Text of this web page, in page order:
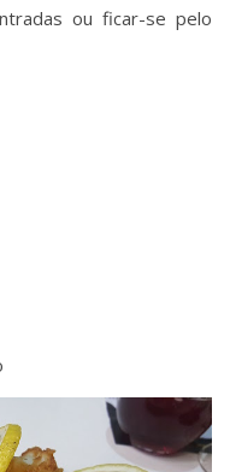
ou ficar-se pelo